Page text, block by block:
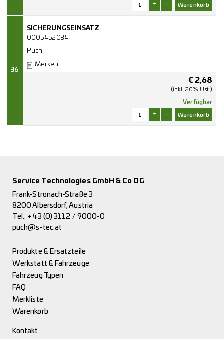
+ -
36
SICHERUNGSEINSATZ
0005452034
Puch
Merken
€ 2,68
(inkl. 20% Ust.)
Verfügbar
+ -
Service Technologies GmbH & Co OG
Frank-Stronach-Straße 3
8200 Albersdorf, Austria
Tel.: +43 (0) 3112 / 9000-0
puch@s-tec.at
Produkte & Ersatzteile
Werkstatt & Fahrzeuge
Fahrzeug Typen
FAQ
Merkliste
Warenkorb
Kontakt